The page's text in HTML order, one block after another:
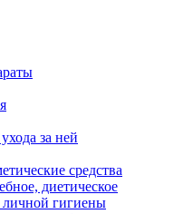
за ней
средства
диетическое
личной гигиены